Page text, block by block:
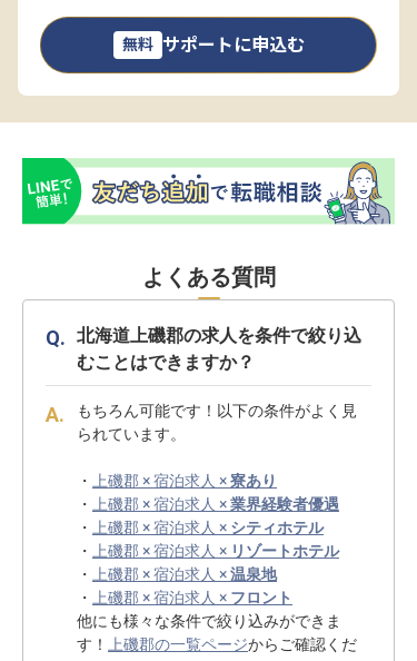
無料 サポートに申込む
よくある質問
北海道上磯郡の求人を条件で絞り込
むことはできますか？
もちろん可能です！以下の条件がよく見
られています。
・ 上磯郡 × 宿泊求人 ×寮あり
・
上磯郡 × 宿泊求人 ×業界経験者優遇
・
上磯郡 × 宿泊求人 × シティホテル
・
上磯郡 × 宿泊求人 × リゾートホテル
・
上磯郡 × 宿泊求人 ×温泉地
・
上磯郡 × 宿泊求人 × フロント
他にも様々な条件で絞り込みができま
す！
上磯郡の一覧ページからご確認くだ